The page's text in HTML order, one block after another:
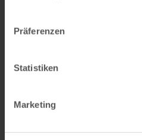
Präferenzen
Statistiken
Marketing